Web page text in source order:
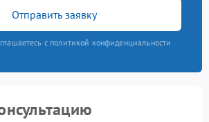
Отправить заявку
с политикой конфиденциальности